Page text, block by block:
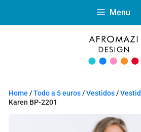
Menu
Home /Todo a 5 euros/Vestidos/
Karen BP-2201